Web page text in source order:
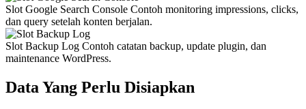
Slot Google Search Console Contoh monitoring impressions, clicks,
dan query setelah konten berjalan.
Slot Backup Log Contoh catatan backup, update plugin, dan
maintenance WordPress.
Data Yang Perlu Disiapkan